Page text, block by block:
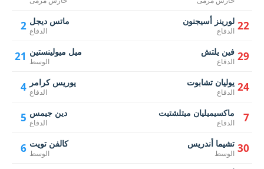
2 ماتس ديجل
الدفاع
21 ميل ميولينستين
الوسط
4 يوريس كرامر
الدفاع
5 دين جيمس
الدفاع
6 كالفن تويت
الوسط
22 لورينز أسيجنون
الدفاع
29 فين يلتش
الدفاع
24 يوليان تشابوت
الدفاع
7 ماكسيميليان ميتلشتيت
الدفاع
30 تشيما أندريس
الوسط